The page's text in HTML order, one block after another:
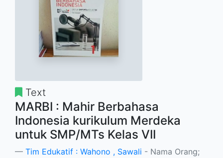
Text
MARBI : Mahir Berbahasa
Indonesia kurikulum Merdeka
untuk SMP/MTs Kelas VII
Tim Edukatif : Wahono , Sawali - Nama Orang;